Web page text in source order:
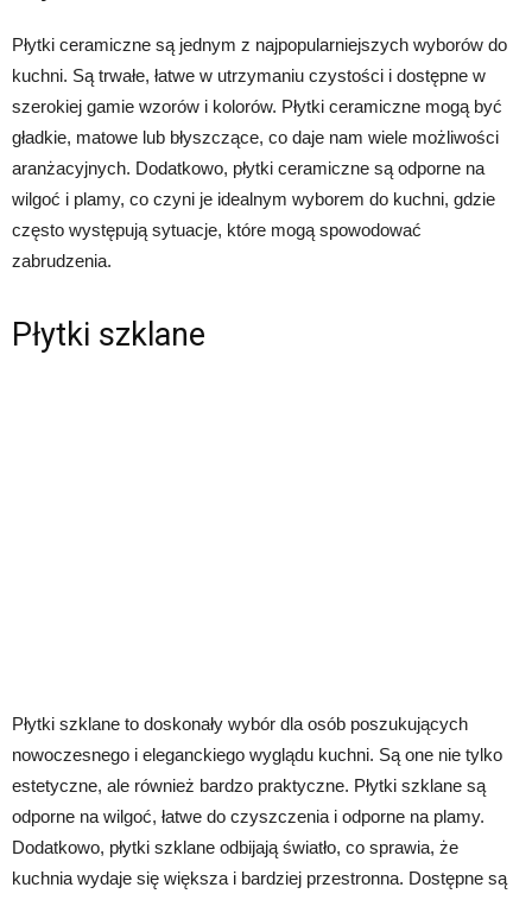
Płytki ceramiczne są jednym z najpopularniejszych wyborów do
kuchni. Są trwałe, łatwe w utrzymaniu czystości i dostępne w
szerokiej gamie wzorów i kolorów. Płytki ceramiczne mogą być
gładkie, matowe lub błyszczące, co daje nam wiele możliwości
aranżacyjnych. Dodatkowo, płytki ceramiczne są odporne na
wilgoć i plamy, co czyni je idealnym wyborem do kuchni, gdzie
często występują sytuacje, które mogą spowodować
zabrudzenia.
Płytki szklane
Płytki szklane to doskonały wybór dla osób poszukujących
nowoczesnego i eleganckiego wyglądu kuchni. Są one nie tylko
estetyczne, ale również bardzo praktyczne. Płytki szklane są
odporne na wilgoć, łatwe do czyszczenia i odporne na plamy.
Dodatkowo, płytki szklane odbijają światło, co sprawia, że
kuchnia wydaje się większa i bardziej przestronna. Dostępne są